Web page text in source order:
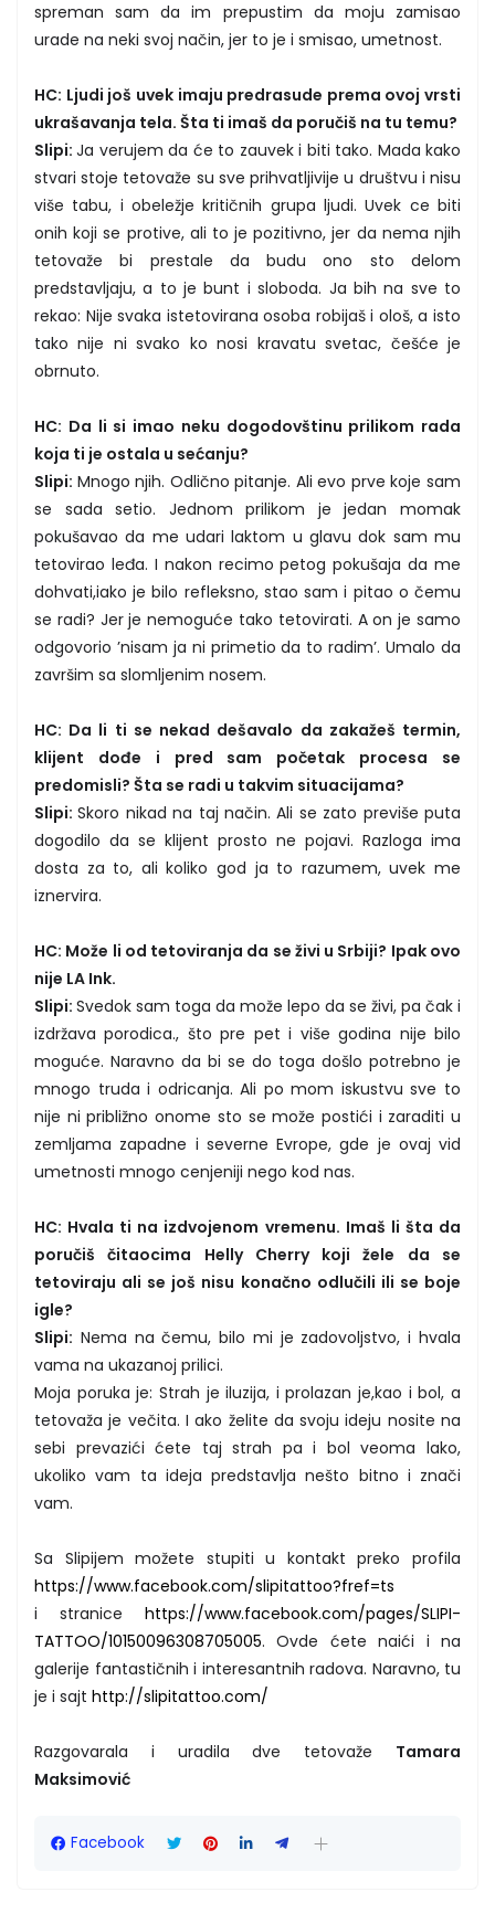
spreman sam da im prepustim da moju zamisao
urade na neki svoj način, jer to je i smisao, umetnost.
HC: Ljudi još uvek imaju predrasude prema ovoj vrsti
ukrašavanja tela. Šta ti imaš da poručiš na tu temu?
Slipi:Ja verujem da će to zauvek i biti tako. Mada kako
stvari stoje tetovaže su sve prihvatljivije u društvu i nisu
više tabu, i obeležje kritičnih grupa ljudi. Uvek ce biti
onih koji se protive, ali to je pozitivno, jer da nema njih
tetovaže bi prestale da budu ono sto delom
predstavljaju, a to je bunt i sloboda. Ja bih na sve to
rekao: Nije svaka istetovirana osoba robijaš i ološ, a isto
tako nije ni svako ko nosi kravatu svetac, češće je
obrnuto.
HC: Da li si imao neku dogodovštinu prilikom rada
koja ti je ostala u sećanju?
Slipi: Mnogo njih. Odlično pitanje. Ali evo prve koje sam
se sada setio. Jednom prilikom je jedan momak
pokušavao da me udari laktom u glavu dok sam mu
tetovirao leđa. I nakon recimo petog pokušaja da me
dohvati,iako je bilo refleksno, stao sam i pitao o čemu
se radi? Jer je nemoguće tako tetovirati. A on je samo
odgovorio ’nisam ja ni primetio da to radim’. Umalo da
završim sa slomljenim nosem.
HC: Da li ti se nekad dešavalo da zakažeš termin,
klijent dođe i pred sam početak procesa se
predomisli? Šta se radi u takvim situacijama?
Slipi:Skoro nikad na taj način. Ali se zato previše puta
dogodilo da se klijent prosto ne pojavi. Razloga ima
dosta za to, ali koliko god ja to razumem, uvek me
iznervira.
HC: Može li od tetoviranja da se živi u Srbiji? Ipak ovo
nije LA Ink.
Slipi: Svedok sam toga da može lepo da se živi, pa čak i
izdržava porodica., što pre pet i više godina nije bilo
moguće. Naravno da bi se do toga došlo potrebno je
mnogo truda i odricanja. Ali po mom iskustvu sve to
nije ni približno onome sto se može postići i zaraditi u
zemljama zapadne i severne Evrope, gde je ovaj vid
umetnosti mnogo cenjeniji nego kod nas.
HC: Hvala ti na izdvojenom vremenu. Imaš li šta da
poručiš čitaocima Helly Cherry koji žele da se
tetoviraju ali se još nisu konačno odlučili ili se boje
igle?
Slipi: Nema na čemu, bilo mi je zadovoljstvo, i hvala
vama na ukazanoj prilici.
Moja poruka je: Strah je iluzija, i prolazan je,kao i bol, a
tetovaža je večita. I ako želite da svoju ideju nosite na
sebi prevazići ćete taj strah pa i bol veoma lako,
ukoliko vam ta ideja predstavlja nešto bitno i znači
vam.
Sa Slipijem možete stupiti u kontakt preko profila
https://www.facebook.com/slipitattoo?fref=ts
i stranice https://www.facebook.com/pages/SLIPI-
TATTOO/10150096308705005. Ovde ćete naići i na
galerije fantastičnih i interesantnih radova. Naravno, tu
je i sajt http://slipitattoo.com/
Razgovarala i uradila dve tetovaže Tamara
Maksimović
Facebook